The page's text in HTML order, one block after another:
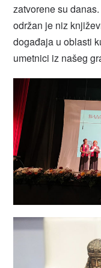
zatvorene su
održan je niz
događaja u oblasti
umetnici iz našeg